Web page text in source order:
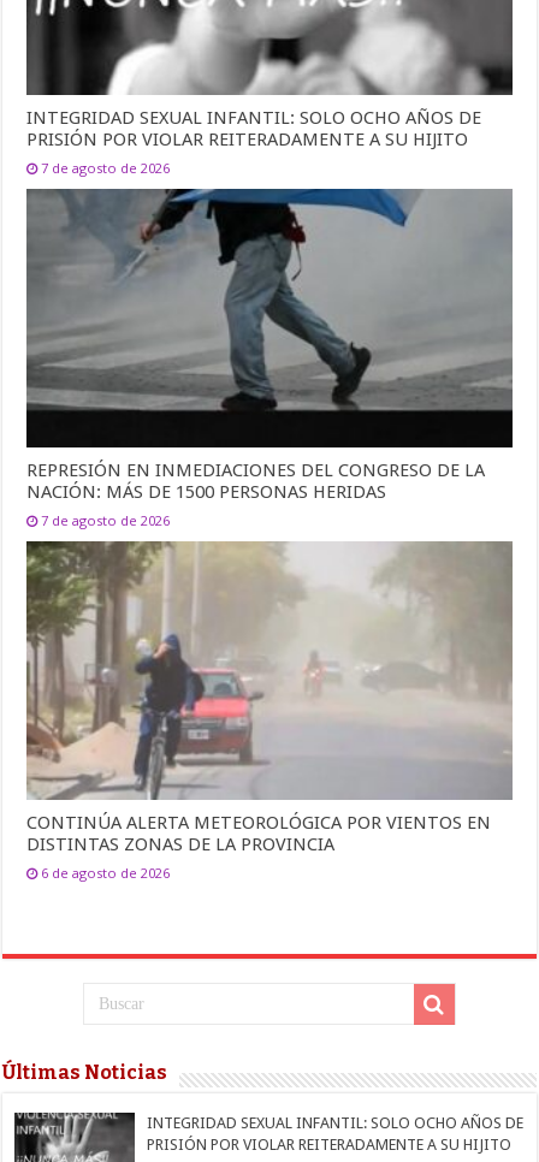
INTEGRIDAD SEXUAL INFANTIL: SOLO OCHO AÑOS DE
PRISIÓN POR VIOLAR REITERADAMENTE A SU HIJITO
7 de agosto de 2026
REPRESIÓN EN INMEDIACIONES DEL CONGRESO DE LA
NACIÓN: MÁS DE 1500 PERSONAS HERIDAS
7 de agosto de 2026
CONTINÚA ALERTA METEOROLÓGICA POR VIENTOS EN
DISTINTAS ZONAS DE LA PROVINCIA
6 de agosto de 2026
Últimas Noticias
INTEGRIDAD SEXUAL INFANTIL: SOLO OCHO AÑOS DE
PRISIÓN POR VIOLAR REITERADAMENTE A SU HIJITO